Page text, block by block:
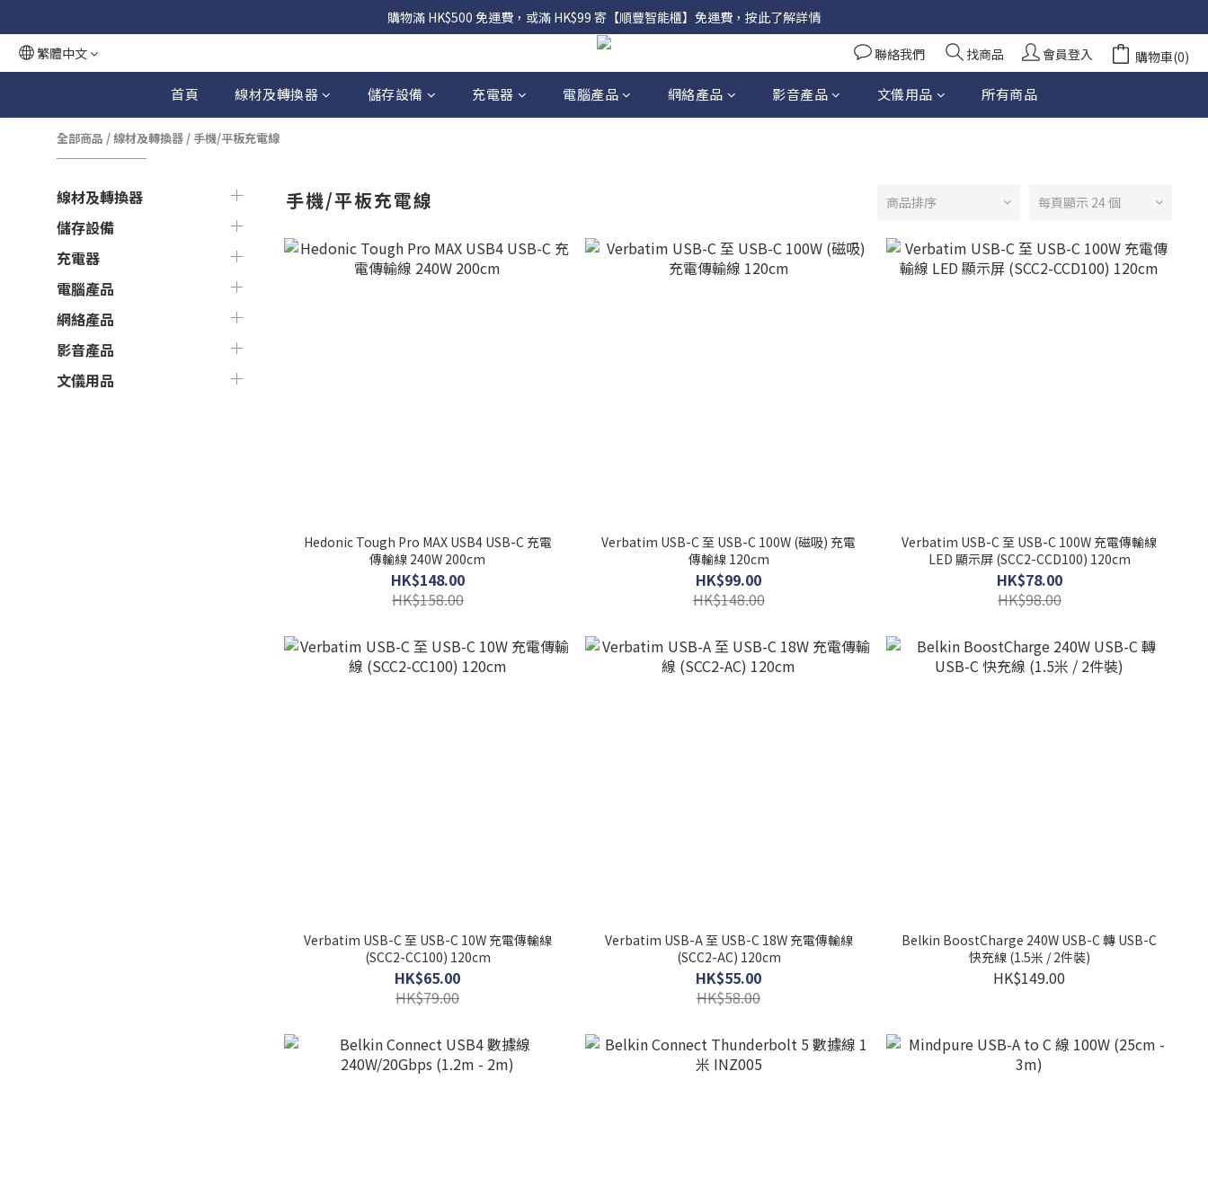
購物滿 HK$500 免運費，或滿 HK$99 寄【順豐智能櫃】免運費，按此了解詳情
繁體中文
聯絡我們 找商品 會員登入 購物車(0)
首頁 線材及轉換器 儲存設備 充電器 電腦產品 網絡產品 影音產品 文儀用品 所有商品
全部商品 /線材及轉換器 / 手機/平板充電線
線材及轉換器
儲存設備
充電器
電腦產品
網絡產品
影音產品
文儀用品
手機/平板充電線 商品排序 每頁顯示 24 個
Hedonic Tough Pro MAX USB4 USB-C 充電
傳輸線 240W 200cm
HK$148.00
HK$158.00
Verbatim USB-C 至 USB-C 100W (磁吸) 充電
傳輸線 120cm
HK$99.00
HK$148.00
Verbatim USB-C 至 USB-C 100W 充電傳輸線
LED 顯示屏 (SCC2-CCD100) 120cm
HK$78.00
HK$98.00
Verbatim USB-C 至 USB-C 10W 充電傳輸線
(SCC2-CC100) 120cm
HK$65.00
HK$79.00
Verbatim USB-A 至 USB-C 18W 充電傳輸線
(SCC2-AC) 120cm
HK$55.00
HK$58.00
Belkin BoostCharge 240W USB-C 轉 USB-C
快充線 (1.5米 / 2件裝)
HK$149.00